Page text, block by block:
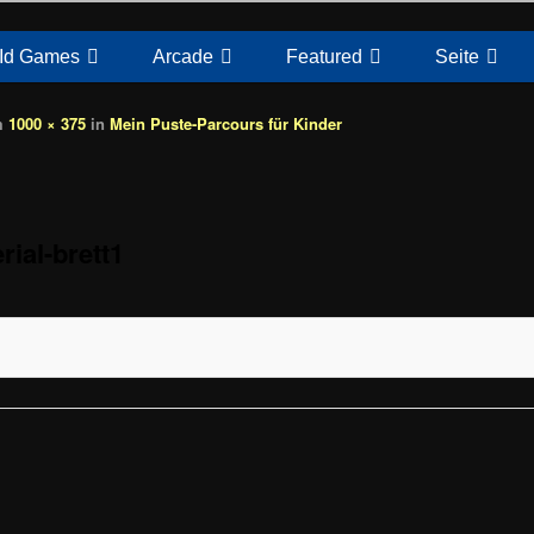
Id Games Arcade Featured Seite
1000 × 375 inMein Puste-Parcours für Kinder